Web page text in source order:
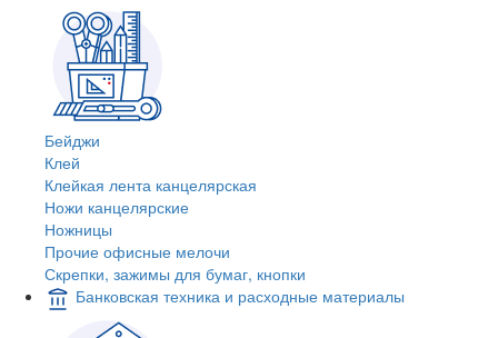
Бейджи
Клей
Клейкая лента канцелярская
Ножи канцелярские
Ножницы
Прочие офисные мелочи
Скрепки, зажимы для бумаг, кнопки
Банковская техника и расходные материалы